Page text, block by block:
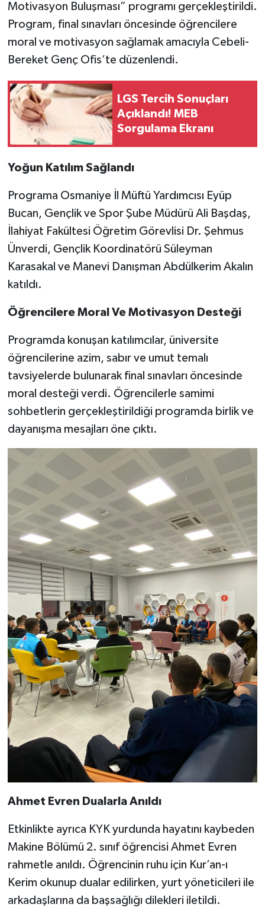
Motivasyon Buluşması” programı gerçekleştirildi.
Program, final sınavları öncesinde öğrencilere
moral ve motivasyon sağlamak amacıyla Cebeli-
Bereket Genç Ofis’te düzenlendi.
LGS Tercih Sonuçları
Açıklandı! MEB
Sorgulama Ekranı
Yoğun Katılım Sağlandı
Programa Osmaniye İl Müftü Yardımcısı Eyüp
Bucan, Gençlik ve Spor Şube Müdürü Ali Başdaş,
İlahiyat Fakültesi Öğretim Görevlisi Dr. Şehmus
Ünverdi, Gençlik Koordinatörü Süleyman
Karasakal ve Manevi Danışman Abdülkerim Akalın
katıldı.
Öğrencilere Moral Ve Motivasyon Desteği
Programda konuşan katılımcılar, üniversite
öğrencilerine azim, sabır ve umut temalı
tavsiyelerde bulunarak final sınavları öncesinde
moral desteği verdi. Öğrencilerle samimi
sohbetlerin gerçekleştirildiği programda birlik ve
dayanışma mesajları öne çıktı.
Ahmet Evren Dualarla Anıldı
Etkinlikte ayrıca KYK yurdunda hayatını kaybeden
Makine Bölümü 2. sınıf öğrencisi Ahmet Evren
rahmetle anıldı. Öğrencinin ruhu için Kur’an-ı
Kerim okunup dualar edilirken, yurt yöneticileri ile
arkadaşlarına da başsağlığı dilekleri iletildi.